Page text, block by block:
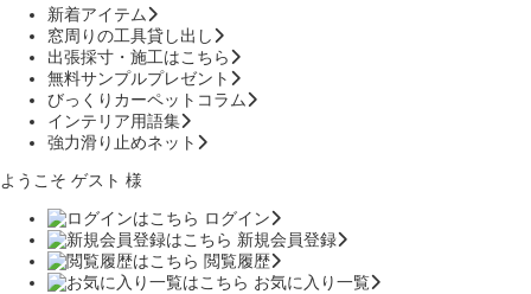
新着アイテム
窓周りの工具貸し出し
出張採寸・施工はこちら
無料サンプルプレゼント
びっくりカーペットコラム
インテリア用語集
強力滑り止めネット
ようこそ ゲスト 様
ログイン
新規会員登録
閲覧履歴
お気に入り一覧